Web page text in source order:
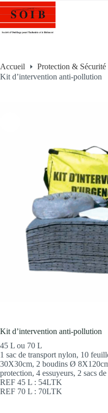
Accueil Protection & Sécurité
Kit d’intervention anti-pollution
Kit d’intervention anti-pollution
45 L ou 70 L
1 sac de transport nylon, 10
30X30cm, 2 boudins Ø
protection, 4 essuyeurs, 2 sacs
REF 45 L : 54LTK
REF 70 L : 70LTK